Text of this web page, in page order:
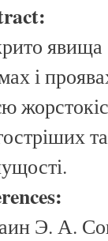
явища
і
Э. А.